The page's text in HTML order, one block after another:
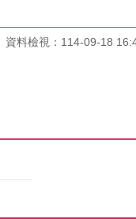
資料檢視：114-09-18